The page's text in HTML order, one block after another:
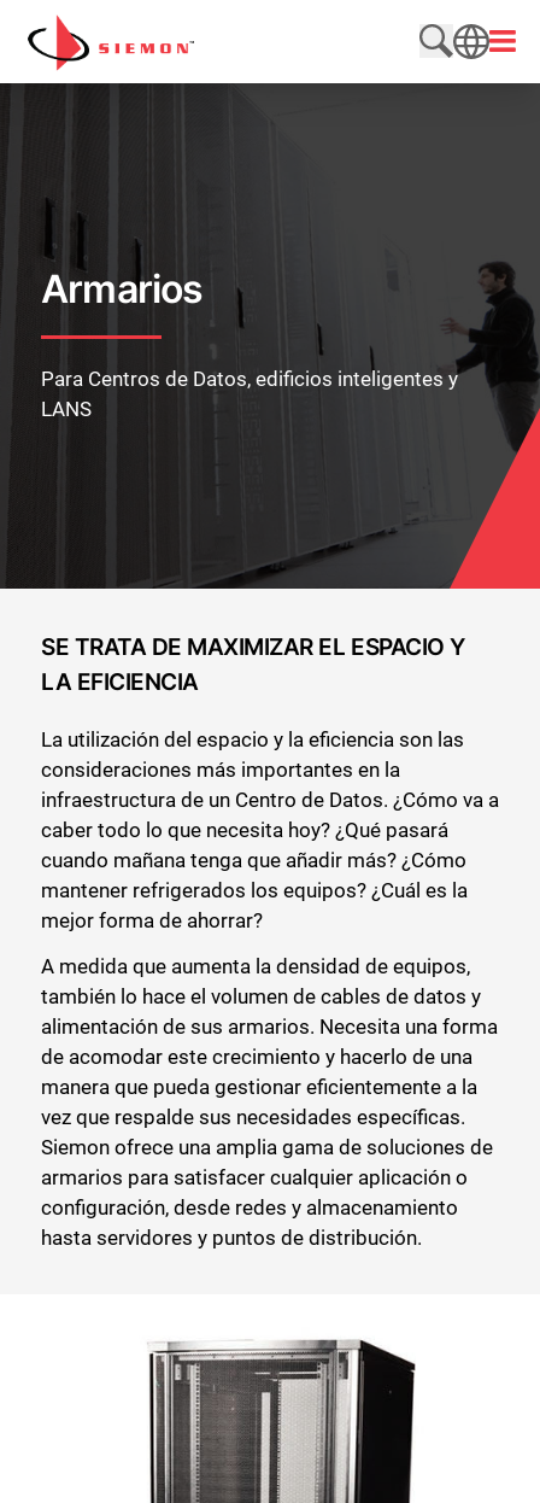
Saltar al contenido
Buscar en
Abrir
SEARCH
Armarios
Para Centros de Datos, edificios inteligentes y
LANS
SE TRATA DE MAXIMIZAR EL ESPACIO Y
LA EFICIENCIA
La utilización del espacio y la eficiencia son las
consideraciones más importantes en la
infraestructura de un Centro de Datos. ¿Cómo va a
caber todo lo que necesita hoy? ¿Qué pasará
cuando mañana tenga que añadir más? ¿Cómo
mantener refrigerados los equipos? ¿Cuál es la
mejor forma de ahorrar?
A medida que aumenta la densidad de equipos,
también lo hace el volumen de cables de datos y
alimentación de sus armarios. Necesita una forma
de acomodar este crecimiento y hacerlo de una
manera que pueda gestionar eficientemente a la
vez que respalde sus necesidades específicas.
Siemon ofrece una amplia gama de soluciones de
armarios para satisfacer cualquier aplicación o
configuración, desde redes y almacenamiento
hasta servidores y puntos de distribución.